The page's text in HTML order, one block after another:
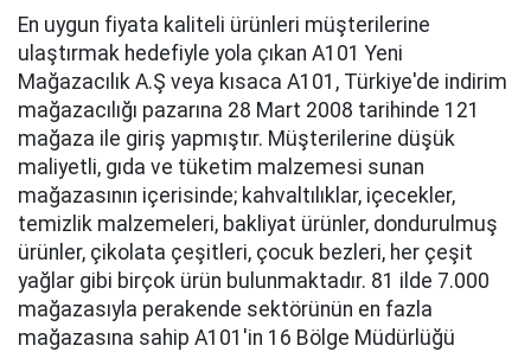
En uygun fiyata kaliteli ürünleri müşterilerine
ulaştırmak hedefiyle yola çıkan A101 Yeni
Mağazacılık A.Ş veya kısaca A101, Türkiye'de indirim
mağazacılığı pazarına 28 Mart 2008 tarihinde 121
mağaza ile giriş yapmıştır. Müşterilerine düşük
maliyetli, gıda ve tüketim malzemesi sunan
mağazasının içerisinde; kahvaltılıklar, içecekler,
temizlik malzemeleri, bakliyat ürünler, dondurulmuş
ürünler, çikolata çeşitleri, çocuk bezleri, her çeşit
yağlar gibi birçok ürün bulunmaktadır. 81 ilde 7.000
mağazasıyla perakende sektörünün en fazla
mağazasına sahip A101'in 16 Bölge Müdürlüğü